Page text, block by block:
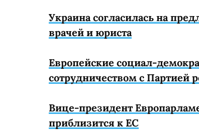
Украина согласилась на
врачей и юриста
Европейские социал-
сотрудничеством с Партией
Вице-президент
приблизится к ЕС